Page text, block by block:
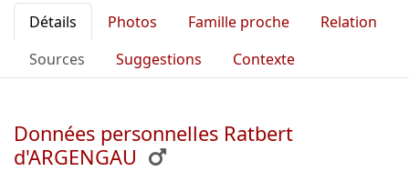
Détails Photos Famille proche
Relation
Sources
Suggestions Contexte
Données personnelles Ratbert
d'ARGENGAU